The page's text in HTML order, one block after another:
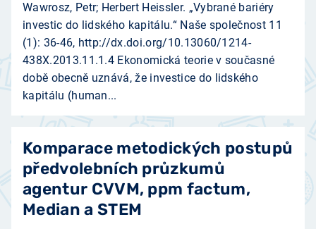
Wawrosz, Petr; Herbert Heissler. „Vybrané bariéry
investic do lidského kapitálu.“ Naše společnost 11
(1): 36-46, http://dx.doi.org/10.13060/1214-
438X.2013.11.1.4 Ekonomická teorie v současné
době obecně uznává, že investice do lidského
kapitálu (human...
Komparace metodických postupů
předvolebních průzkumů
agentur CVVM, ppm factum,
Median a STEM